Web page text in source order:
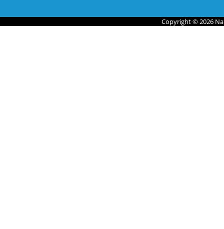
Copyright © 2026